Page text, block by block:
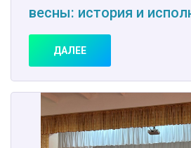
весны: история и
ДАЛЕЕ